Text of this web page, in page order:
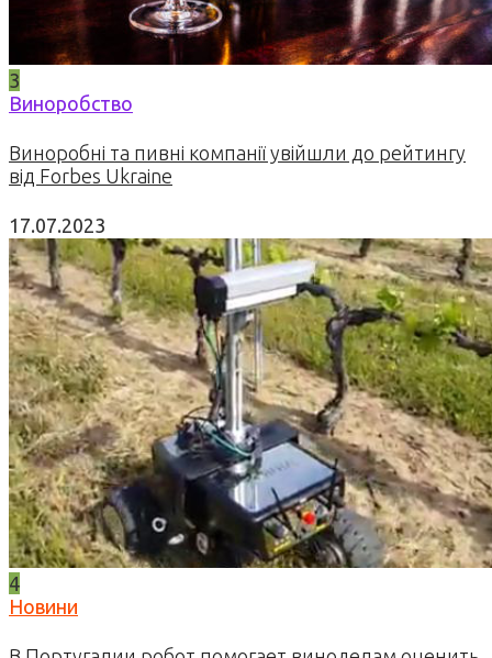
3
Виноробство
Виноробні та пивні компанії увійшли до рейтингу
від Forbes Ukraine
17.07.2023
4
Новини